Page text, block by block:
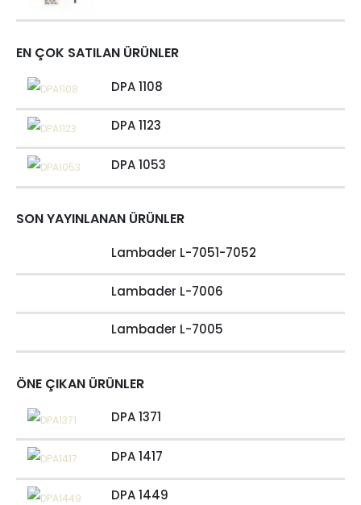
EN ÇOK SATILAN ÜRÜNLER
DPA 1108
DPA 1123
DPA 1053
SON YAYINLANAN ÜRÜNLER
Lambader L-7051-7052
Lambader L-7006
Lambader L-7005
ÖNE ÇIKAN ÜRÜNLER
DPA 1371
DPA 1417
DPA 1449